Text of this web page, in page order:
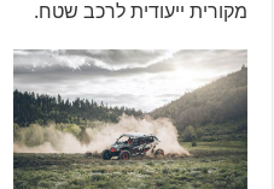
מקורית ייעודית לרכב שטח.